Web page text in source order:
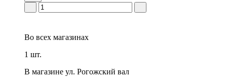
Во всех магазинах
1 шт.
В магазине ул. Рогожский вал